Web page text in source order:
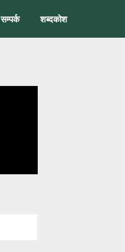
सम्पर्क शब्दकोश